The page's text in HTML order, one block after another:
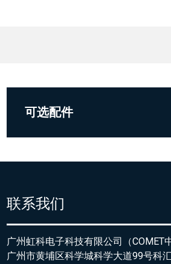
可选配件
联系我们
广州虹科电子科技有限公司（COMET
广州市黄埔区科学城科学大道99号科